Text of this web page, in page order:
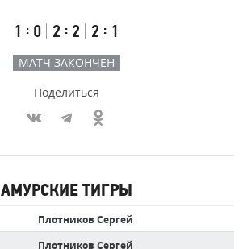
Первый
тайм
1 : 0
Второй
тайм
2 : 2
Третий
тайм
2 : 1
МАТЧ ЗАКОНЧЕН
Поделиться
АМУРСКИЕ ТИГРЫ
Плотников Сергей
Плотников Сергей